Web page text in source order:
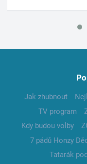
Jak zhubnout
TV program
Kdy budou volby
7 pádů Honzy
Tatarák